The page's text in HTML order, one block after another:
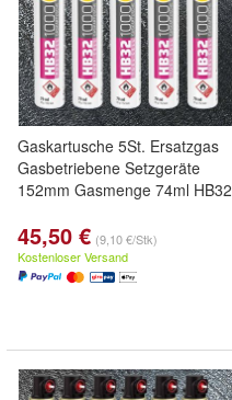
Gaskartusche 5St. Ersatzgas
Gasbetriebene Setzgeräte
152mm Gasmenge 74ml HB32
45,50 € (9,10 €/Stk)
Kostenloser Versand